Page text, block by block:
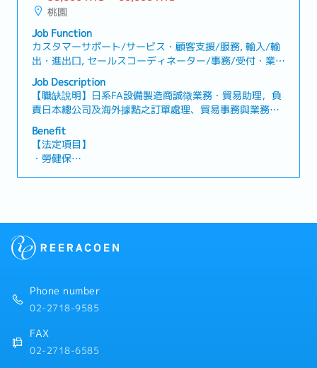
・三節禮金
・健康檢查
・結婚津貼
・久任津貼
・交通津貼（已包含於基本薪資中）
・獎金平均3個月，依業績而定（1月支付）
・年度人事考核
桃園
Job Function
カスタマーサポート/サービス・顧客支援/服務, 輸入/輸
出・進出口, セールスコーディネーター/事務/受付・業
務/內勤/窗口
Job Description
【職缺說明】日系FA設備製造商誠徵業務・貿易助理，負
責日本總公司及海外據點之訂單處理、貿易事務與業務支
援，可累積國際商務與跨國溝通經驗。【工作內容】・對
應日本總公司、海外關係企業、既有客戶及新客戶之訂單
處理・透過Email進行訂單確認、交期調整及相關問題對
應・國內外報價單製作與內容確認・客戶報價、帳款追蹤
及相關文件處理・進出口貿易業務及自由貿易港區相關事
等報表資料・其他主管交辦事項
Benefit
【法定項目】
・勞健保
【公司獨有福利】
・每年一次調薪與獎金評核制度
・全勤獎金
・年終平均1.5個月（依照公司與個人績效而定）
Phone number
02-2718-9585
FAX
02-2718-6585